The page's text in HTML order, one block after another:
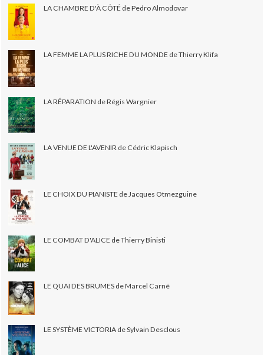
LA CHAMBRE D'À CÔTÉ de Pedro Almodovar
LA FEMME LA PLUS RICHE DU MONDE de Thierry Klifa
LA RÉPARATION de Régis Wargnier
LA VENUE DE L'AVENIR de Cédric Klapisch
LE CHOIX DU PIANISTE de Jacques Otmezguine
LE COMBAT D'ALICE de Thierry Binisti
LE QUAI DES BRUMES de Marcel Carné
LE SYSTÈME VICTORIA de Sylvain Desclous